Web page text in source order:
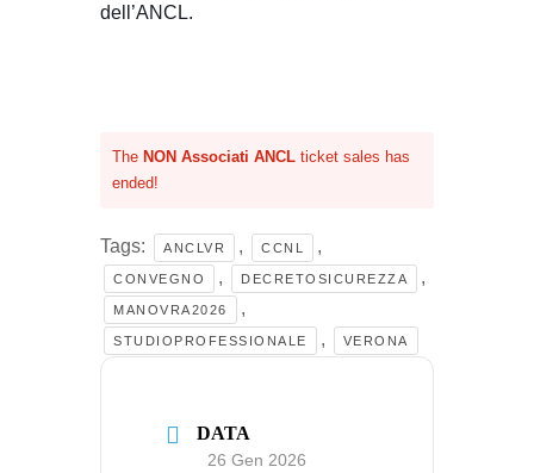
dell’ANCL.
The NON Associati ANCL ticket sales has
ended!
Tags: ANCLVR , CCNL ,
CONVEGNO , DECRETOSICUREZZA ,
MANOVRA2026 ,
STUDIOPROFESSIONALE , VERONA
DATA
26 Gen 2026